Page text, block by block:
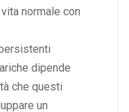
normale con
dipende
che questi
un